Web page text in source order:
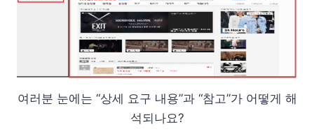
여러분 눈에는 “상세 요구 내용”과 “참고”가 어떻게 해
석되나요?